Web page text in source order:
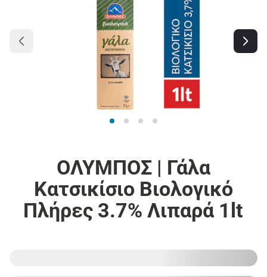
ΟΛΥΜΠΟΣ | Γάλα
Κατσικίσιο Βιολογικό
Πλήρες 3.7% Λιπαρά 1lt